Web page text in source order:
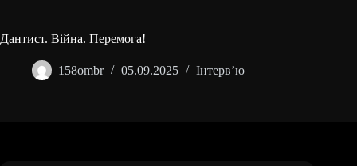
Дантист. Війна. Перемога!
158ombr 05.09.2025 Інтерв’ю